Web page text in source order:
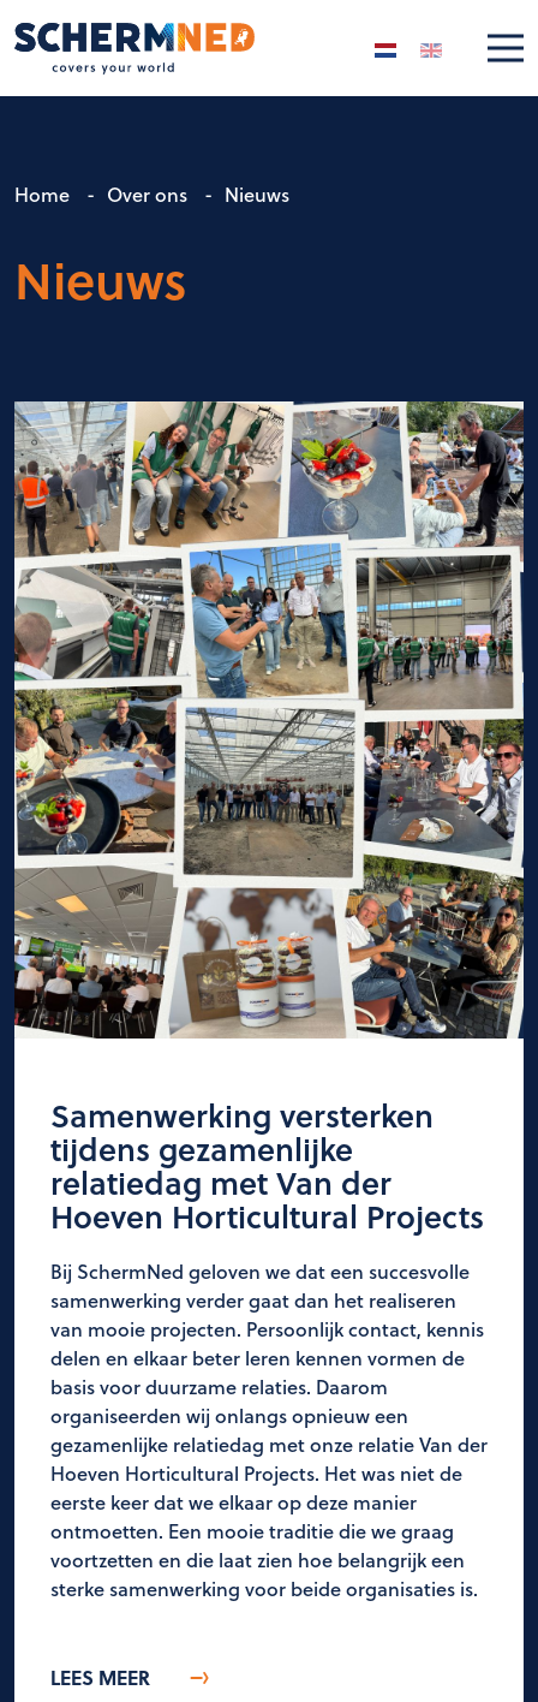
Selecteer de taal
Home - Over ons - Nieuws
Nieuws
Samenwerking versterken
tijdens gezamenlijke
relatiedag met Van der
Hoeven Horticultural Projects
Bij SchermNed geloven we dat een succesvolle
samenwerking verder gaat dan het realiseren
van mooie projecten. Persoonlijk contact, kennis
delen en elkaar beter leren kennen vormen de
basis voor duurzame relaties. Daarom
organiseerden wij onlangs opnieuw een
gezamenlijke relatiedag met onze relatie Van der
Hoeven Horticultural Projects. Het was niet de
eerste keer dat we elkaar op deze manier
ontmoetten. Een mooie traditie die we graag
voortzetten en die laat zien hoe belangrijk een
sterke samenwerking voor beide organisaties is.
LEES MEER